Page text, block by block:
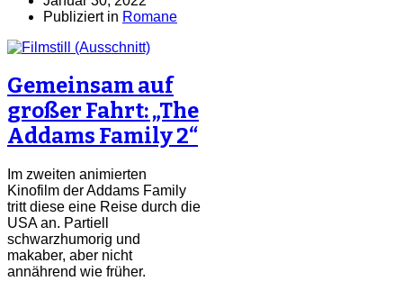
Publiziert in Romane
Gemeinsam auf
großer Fahrt: „The
Addams Family 2“
Im zweiten animierten
Kinofilm der Addams Family
tritt diese eine Reise durch die
USA an. Partiell
schwarzhumorig und
makaber, aber nicht
annährend wie früher.